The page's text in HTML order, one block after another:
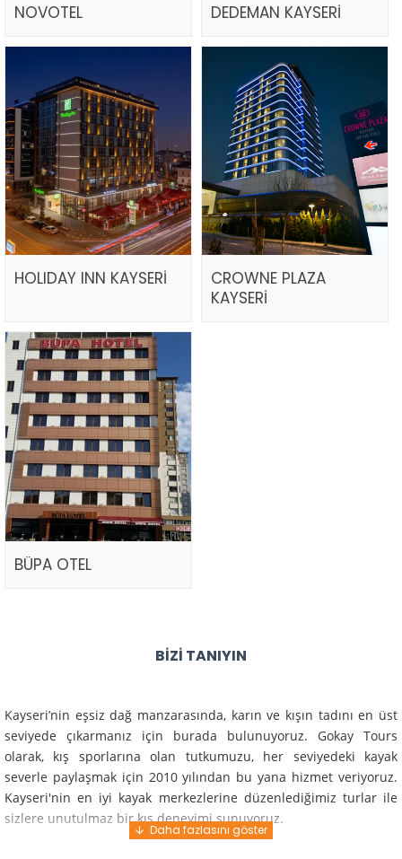
NOVOTEL DEDEMAN KAYSERİ
HOLIDAY INN KAYSERİ
CROWNE PLAZA
KAYSERİ
BÜPA OTEL
BIZI TANIYIN
Kayseri’nin eşsiz dağ manzarasında, karın ve kışın tadını en üst
seviyede çıkarmanız için burada bulunuyoruz. Gokay Tours
olarak, kış sporlarına olan tutkumuzu, her seviyedeki kayak
severle paylaşmak için 2010 yılından bu yana hizmet veriyoruz.
Kayseri'nin en iyi kayak merkezlerine düzenlediğimiz turlar ile
sizlere unutulmaz bir kış deneyimi sunuyoruz.